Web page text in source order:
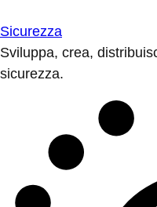
Sicurezza
Sviluppa, crea,
sicurezza.